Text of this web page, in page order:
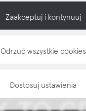
Zaakceptuj i kontynuuj
Odrzuć wszystkie cookies
Dostosuj ustawienia